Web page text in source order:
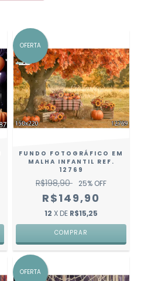
OFERTA
FUNDO FOTOGRÁFICO EM
MALHA INFANTIL REF.
12769
R$198,90 25% OFF
R$149,90
12 X DE R$15,25
COMPRAR
OFERTA